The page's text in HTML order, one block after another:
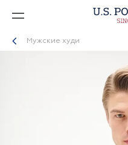
Мужские худи